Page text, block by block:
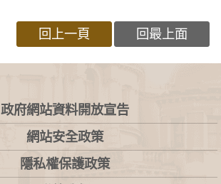
回上一頁 回最上面
政府網站資料開放宣告
網站安全政策
隱私權保護政策